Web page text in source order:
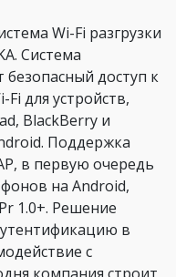
Wi-Fi разгрузки
Система
доступ к
для устройств,
BlackBerry и
Поддержка
в первую очередь
на Android,
1.0+. Решение
в
с